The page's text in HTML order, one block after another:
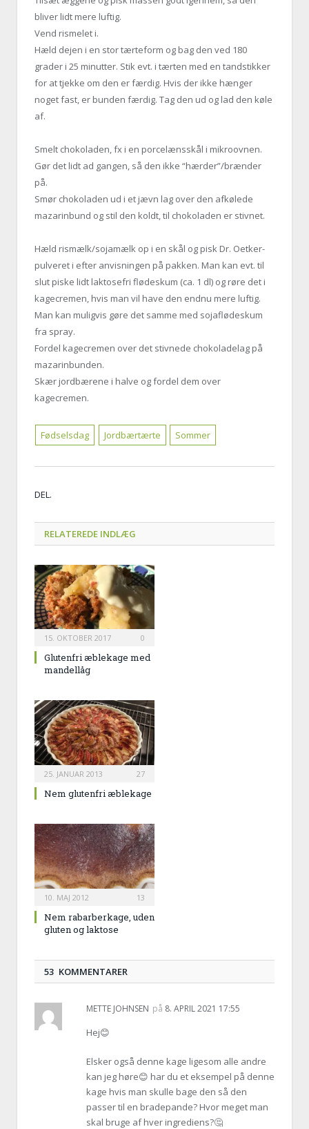
bliver lidt mere luftig.
Vend rismelet i.
Hæld dejen i en stor tærteform og bag den ved 180
grader i 25 minutter. Stik evt. i tærten med en tandstikker
for at tjekke om den er færdig. Hvis der ikke hænger
noget fast, er bunden færdig. Tag den ud og lad den køle
af.
Smelt chokoladen, fx i en porcelænsskål i mikroovnen.
Gør det lidt ad gangen, så den ikke “hærder”/brænder
på.
Smør chokoladen ud i et jævn lag over den afkølede
mazarinbund og stil den koldt, til chokoladen er stivnet.
Hæld rismælk/sojamælk op i en skål og pisk Dr. Oetker-
pulveret i efter anvisningen på pakken. Man kan evt. til
slut piske lidt laktosefri flødeskum (ca. 1 dl) og røre det i
kagecremen, hvis man vil have den endnu mere luftig.
Man kan muligvis gøre det samme med sojaflødeskum
fra spray.
Fordel kagecremen over det stivnede chokoladelag på
mazarinbunden.
Skær jordbærene i halve og fordel dem over
kagecremen.
Fødselsdag Jordbærtærte Sommer
DEL.
RELATEREDE INDLÆG
15. OKTOBER 2017 0
Glutenfri æblekage med
mandellåg
25. JANUAR 2013 27
Nem glutenfri æblekage
10. MAJ 2012 13
Nem rabarberkage, uden
gluten og laktose
53 KOMMENTARER
METTE JOHNSEN på 8. APRIL 2021 17:55
Hej😊
Elsker også denne kage ligesom alle andre
kan jeg høre😊 har du et eksempel på denne
kage hvis man skulle bage den så den
passer til en bradepande? Hvor meget man
skal bruge af hver ingrediens?🤔